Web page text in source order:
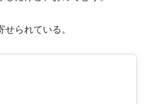
られている。